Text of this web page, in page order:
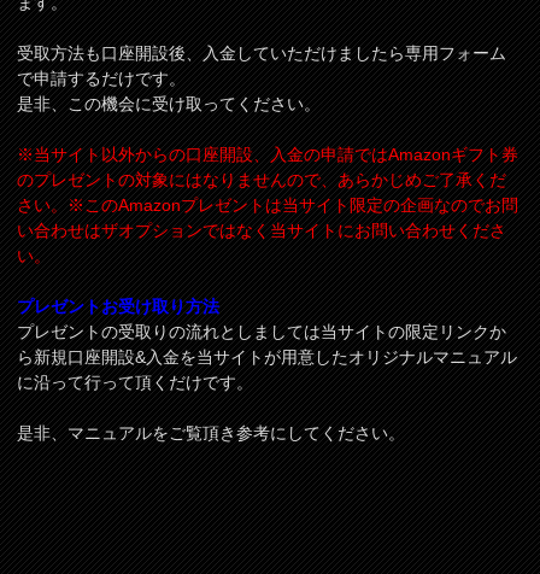
受取方法も口座開設後、入金していただけましたら専用フォーム
で申請するだけです。
是非、この機会に受け取ってください。
※当サイト以外からの口座開設、入金の申請ではAmazonギフト券
のプレゼントの対象にはなりませんので、あらかじめご了承くだ
さい。※このAmazonプレゼントは当サイト限定の企画なのでお問
い合わせはザオプションではなく当サイトにお問い合わせくださ
い。
プレゼントお受け取り方法
プレゼントの受取りの流れとしましては当サイトの限定リンクか
ら新規口座開設&入金を当サイトが用意したオリジナルマニュアル
に沿って行って頂くだけです。
是非、マニュアルをご覧頂き参考にしてください。